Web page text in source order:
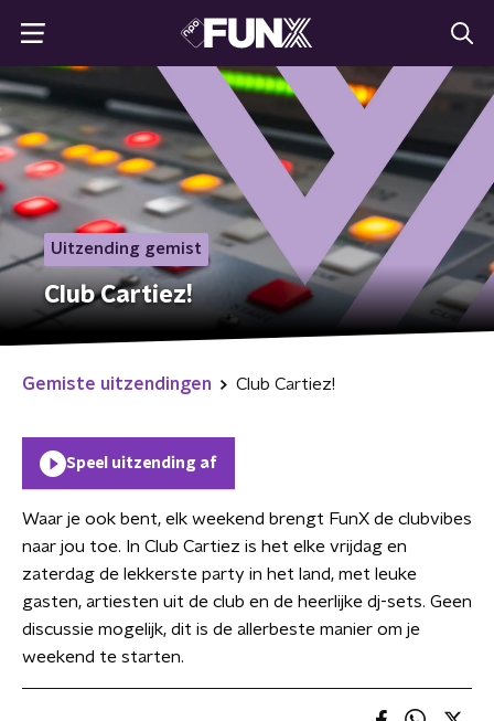
Uitzending gemist
Club Cartiez!
Gemiste uitzendingen Club Cartiez!
Speel uitzending af
Waar je ook bent, elk weekend brengt FunX de clubvibes
naar jou toe. In Club Cartiez is het elke vrijdag en
zaterdag de lekkerste party in het land, met leuke
gasten, artiesten uit de club en de heerlijke dj-sets. Geen
discussie mogelijk, dit is de allerbeste manier om je
weekend te starten.